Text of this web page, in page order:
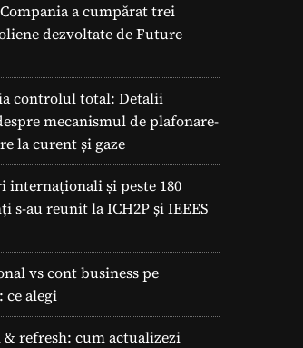
a cumpărat trei
dezvoltate de Future
controlul total: Detalii
mecanismul de plafonare-
la curent și gaze
internaționali și peste 180
s-au reunit la ICH2P și IEEES
vs cont business pe
ce alegi
refresh: cum actualizezi